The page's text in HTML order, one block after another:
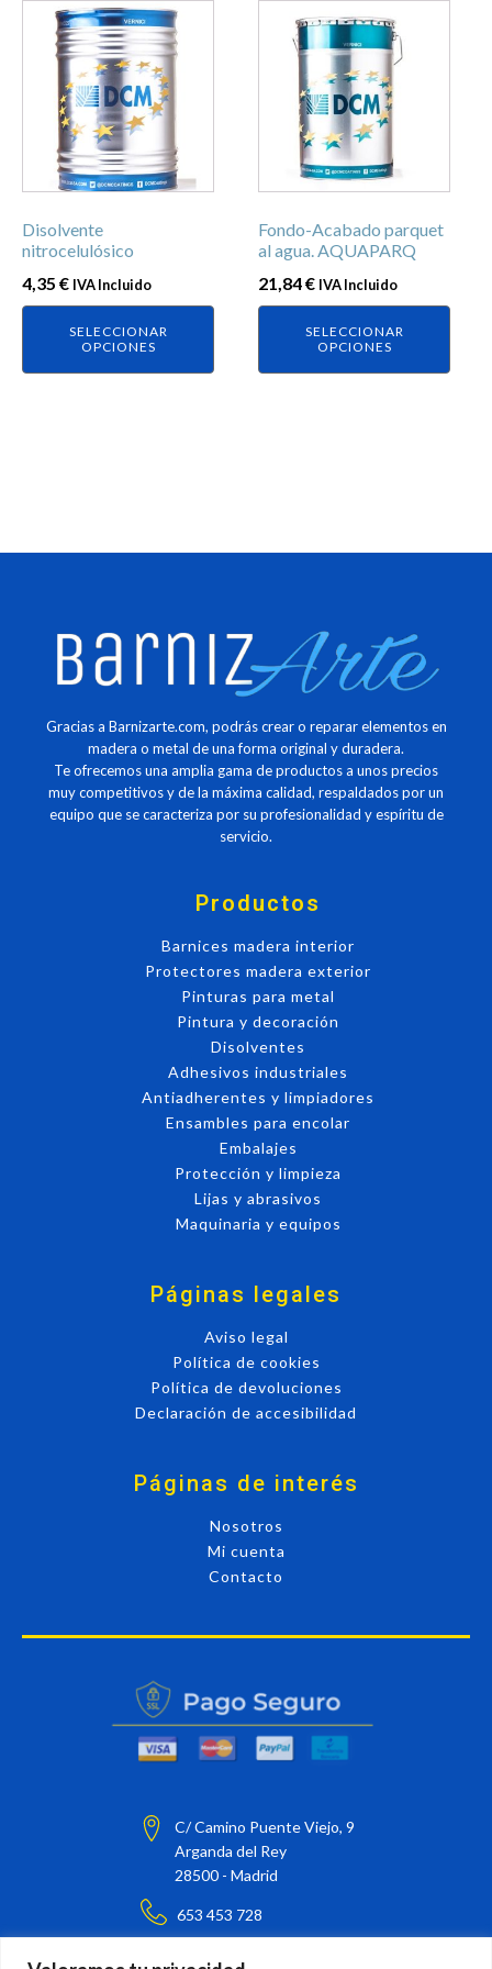
Disolvente
nitrocelulósico
4,35 € IVA Incluido
SELECCIONAR
OPCIONES
producto
tiene
múltiples
variantes.
opciones
pueden
elegir
en
la
página
de
Fondo-Acabado parquet
al agua. AQUAPARQ
21,84€ IVA Incluido
SELECCIONAR
OPCIONES
producto
múltiples
variantes.
opciones
pueden
elegir
en
la
página
de
Gracias a Barnizarte.com, podrás crear o reparar elementos en
madera o metal de una forma original y duradera.
Te ofrecemos una amplia gama de productos a unos precios
muy competitivos y de la máxima calidad, respaldados por un
equipo que se caracteriza por su profesionalidad y espíritu de
servicio.
Productos
Barnices madera interior
Protectores madera exterior
Pinturas para metal
Pintura y decoración
Disolventes
Adhesivos industriales
Antiadherentes y limpiadores
Ensambles para encolar
Embalajes
Protección y limpieza
Lijas y abrasivos
Maquinaria y equipos
Páginas legales
Aviso legal
Política de cookies
Política de devoluciones
Declaración de accesibilidad
Páginas de interés
Nosotros
Mi cuenta
Contacto
C/ Camino Puente Viejo, 9
Arganda del Rey
28500 - Madrid
653 453 728
barnizarte@barnizarte.com